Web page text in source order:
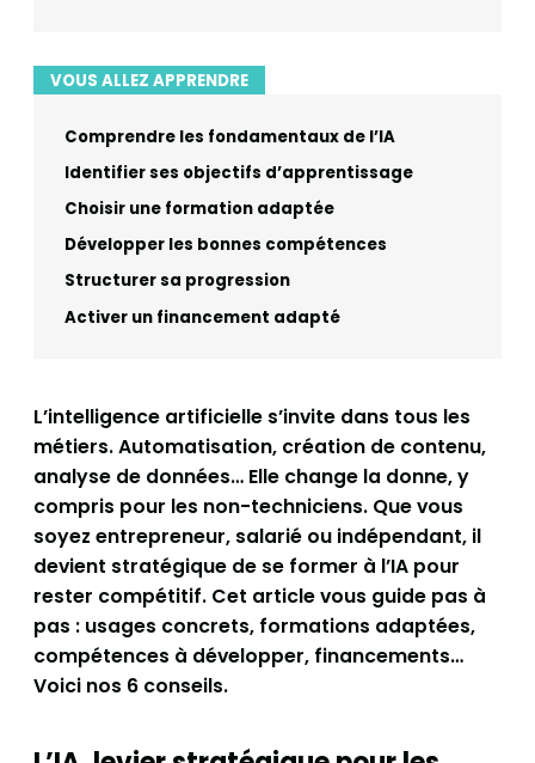
VOUS ALLEZ APPRENDRE
Comprendre les fondamentaux de l’IA
Identifier ses objectifs d’apprentissage
Choisir une formation adaptée
Développer les bonnes compétences
Structurer sa progression
Activer un financement adapté
L’intelligence artificielle s’invite dans tous les
métiers. Automatisation, création de contenu,
analyse de données… Elle change la donne, y
compris pour les non-techniciens. Que vous
soyez entrepreneur, salarié ou indépendant, il
devient stratégique de se former à l’IA pour
rester compétitif. Cet article vous guide pas à
pas : usages concrets, formations adaptées,
compétences à développer, financements…
Voici nos 6 conseils.